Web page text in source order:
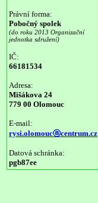
Právní forma:
Pobočný spolek
(do roku 2013 Organizační
jednotka sdružení)
IČ:
66181534
Adresa:
Mišákova 24
779 00 Olomouc
E-mail:
rysi.olomoucⓐcentrum.cz
Datová schránka:
pgb87ee